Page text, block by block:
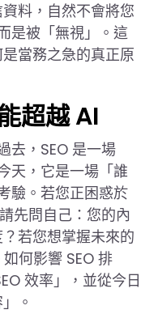
料，自然不會將您
是被「無視」。這
當務之急的真正原
超越 AI
去，SEO 是一場
天，它是一場「誰
驗。若您正困惑於
先問自己：您的內
若您想掌握未來的
何影響 SEO 排
效率」，並從今日
。